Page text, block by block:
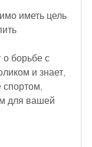
иметь цель
о борьбе с
и знает,
спортом,
для вашей